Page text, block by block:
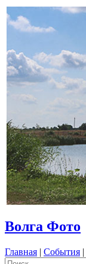
Волга Фото
Главная | События |